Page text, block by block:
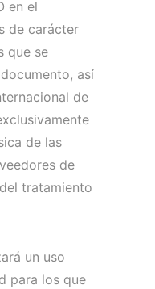
en el
de carácter
que se
así
de
de las
de
tratamiento
un uso
para los que